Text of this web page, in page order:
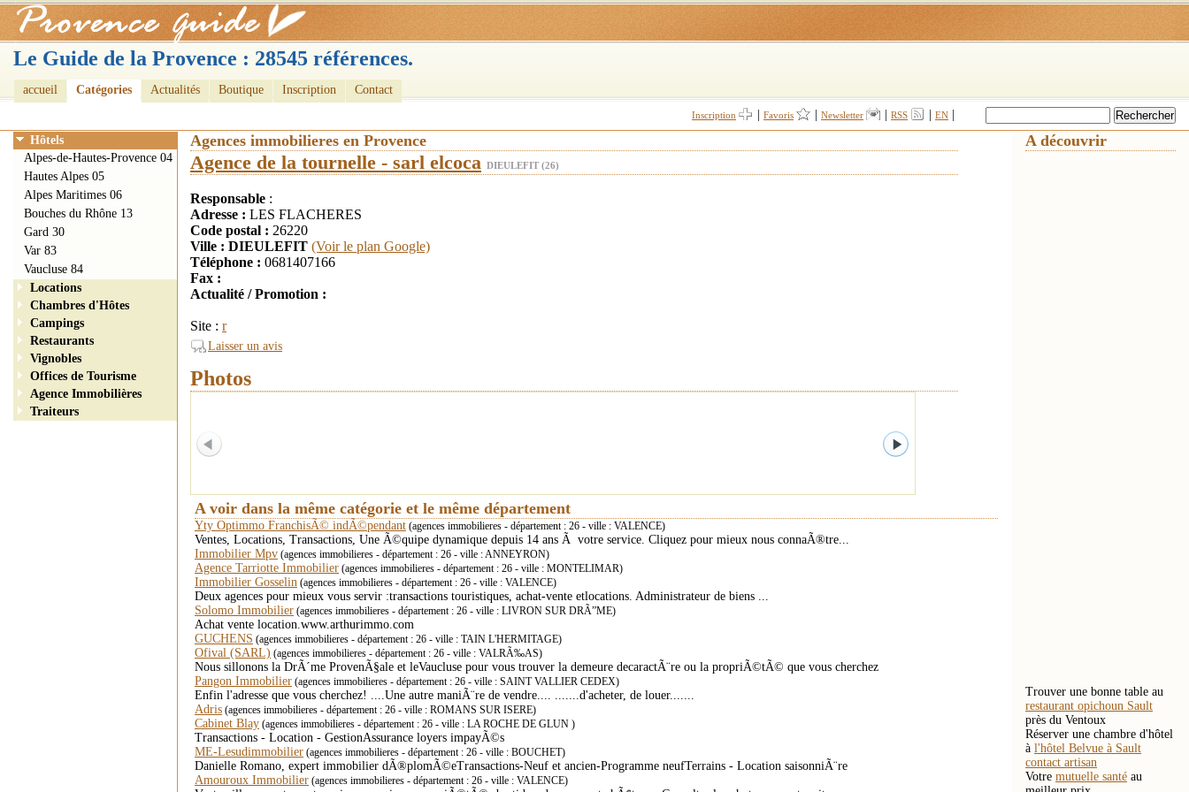
Le Guide de la Provence : 28545 références.
accueil Catégories Actualités Boutique Inscription Contact
Inscription Favoris Newsletter RSS EN
Agences immobilieres en Provence
Agence de la tournelle - sarl elcoca DIEULEFIT (26)
Responsable :
Adresse : LES FLACHERES
Code postal : 26220
Ville : DIEULEFIT (Voir le plan Google)
Téléphone : 0681407166
Fax :
Actualité / Promotion :
Site : r
Laisser un avis
Photos
A voir dans la même catégorie et le même département
Yty Optimmo FranchisÃ© indÃ©pendant (agences immobilieres - département : 26 - ville : VALENCE)
Ventes, Locations, Transactions, Une Ã©quipe dynamique depuis 14 ans Ã votre service. Cliquez pour mieux nous connaÃ®tre...
Immobilier Mpv (agences immobilieres - département : 26 - ville : ANNEYRON)
Agence Tarriotte Immobilier (agences immobilieres - département : 26 - ville : MONTELIMAR)
Immobilier Gosselin (agences immobilieres - département : 26 - ville : VALENCE)
Deux agences pour mieux vous servir :transactions touristiques, achat-vente etlocations. Administrateur de biens ...
Solomo Immobilier (agences immobilieres - département : 26 - ville : LIVRON SUR DRÃ”ME)
Achat vente location.www.arthurimmo.com
GUCHENS (agences immobilieres - département : 26 - ville : TAIN L'HERMITAGE)
Ofival (SARL) (agences immobilieres - département : 26 - ville : VALRÃ‰AS)
Nous sillonons la DrÃ´me ProvenÃ§ale et leVaucluse pour vous trouver la demeure decaractÃ¨re ou la propriÃ©tÃ© que vous cherchez
Pangon Immobilier (agences immobilieres - département : 26 - ville : SAINT VALLIER CEDEX)
Enfin l'adresse que vous cherchez! ....Une autre maniÃ¨re de vendre.... .......d'acheter, de louer.......
Adris (agences immobilieres - département : 26 - ville : ROMANS SUR ISERE)
Cabinet Blay (agences immobilieres - département : 26 - ville : LA ROCHE DE GLUN )
Transactions - Location - GestionAssurance loyers impayÃ©s
ME-Lesudimmobilier (agences immobilieres - département : 26 - ville : BOUCHET)
Danielle Romano, expert immobilier dÃ®plomÃ©eTransactions-Neuf et ancien-Programme neufTerrains - Location saisonniÃ¨re
Amouroux Immobilier (agences immobilieres - département : 26 - ville : VALENCE)
Hôtels
Alpes-de-Hautes-Provence 04
Hautes Alpes 05
Alpes Maritimes 06
Bouches du Rhône 13
Gard 30
Var 83
Vaucluse 84
Locations
Chambres d'Hôtes
Campings
Restaurants
Vignobles
Offices de Tourisme
Agence Immobilières
Traiteurs
A découvrir
Trouver une bonne table au
restaurant opichoun Sault
près du Ventoux
Réserver une chambre d'hôtel
à l'hôtel Belvue à Sault
contact artisan
Votre mutuelle santé au